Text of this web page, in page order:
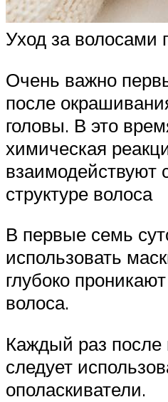
Уход за волосами
Очень важно
после
головы. В это
химическая
взаимодействуют
структуре волоса
В первые семь
использовать
глубоко
волоса.
Каждый раз
следует
ополаскиватели.